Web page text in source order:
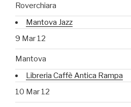
Roverchiara
Mantova Jazz
9 Mar 12
Mantova
Libreria Caffè Antica Rampa
10 Mar 12